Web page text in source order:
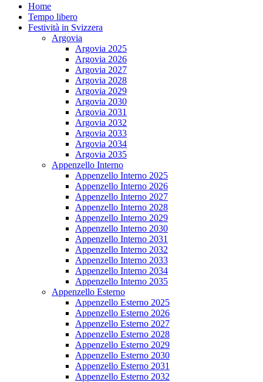
Home
Tempo libero
Festività in Svizzera
Argovia
Argovia 2025
Argovia 2026
Argovia 2027
Argovia 2028
Argovia 2029
Argovia 2030
Argovia 2031
Argovia 2032
Argovia 2033
Argovia 2034
Argovia 2035
Appenzello Interno
Appenzello Interno 2025
Appenzello Interno 2026
Appenzello Interno 2027
Appenzello Interno 2028
Appenzello Interno 2029
Appenzello Interno 2030
Appenzello Interno 2031
Appenzello Interno 2032
Appenzello Interno 2033
Appenzello Interno 2034
Appenzello Interno 2035
Appenzello Esterno
Appenzello Esterno 2025
Appenzello Esterno 2026
Appenzello Esterno 2027
Appenzello Esterno 2028
Appenzello Esterno 2029
Appenzello Esterno 2030
Appenzello Esterno 2031
Appenzello Esterno 2032